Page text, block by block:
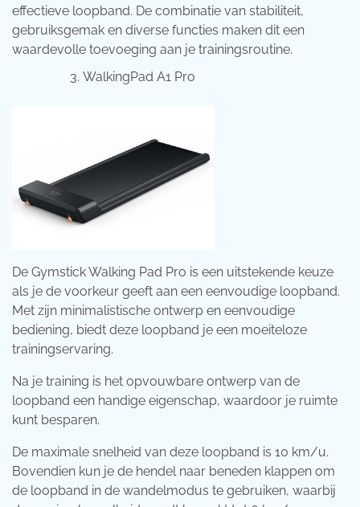
effectieve loopband. De combinatie van stabiliteit,
gebruiksgemak en diverse functies maken dit een
waardevolle toevoeging aan je trainingsroutine.
WalkingPad A1 Pro
De Gymstick Walking Pad Pro is een uitstekende keuze
als je de voorkeur geeft aan een eenvoudige loopband.
Met zijn minimalistische ontwerp en eenvoudige
bediening, biedt deze loopband je een moeiteloze
trainingservaring.
Na je training is het opvouwbare ontwerp van de
loopband een handige eigenschap, waardoor je ruimte
kunt besparen.
De maximale snelheid van deze loopband is 10 km/u.
Bovendien kun je de hendel naar beneden klappen om
de loopband in de wandelmodus te gebruiken, waarbij